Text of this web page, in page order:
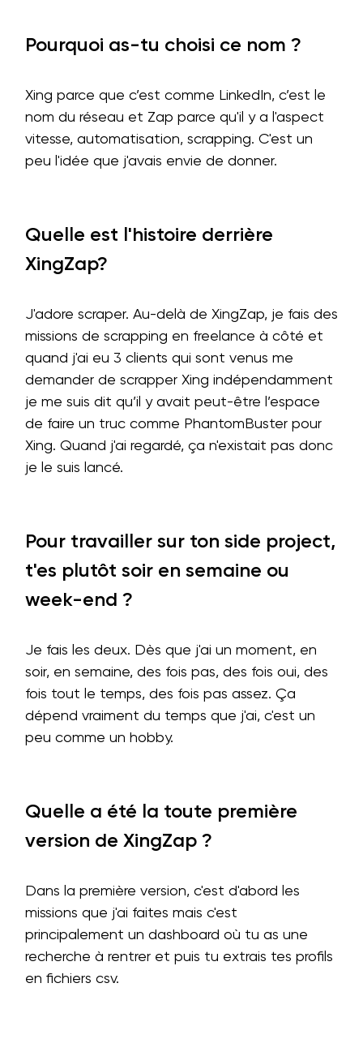
Pourquoi as-tu choisi ce nom ?
Xing parce que c’est comme LinkedIn, c’est le
nom du réseau et Zap parce qu'il y a l'aspect
vitesse, automatisation, scrapping. C'est un
peu l'idée que j'avais envie de donner.
Quelle est l'histoire derrière
XingZap?
J'adore scraper. Au-delà de XingZap, je fais des
missions de scrapping en freelance à côté et
quand j'ai eu 3 clients qui sont venus me
demander de scrapper Xing indépendamment
je me suis dit qu’il y avait peut-être l’espace
de faire un truc comme PhantomBuster pour
Xing. Quand j'ai regardé, ça n'existait pas donc
je le suis lancé.
Pour travailler sur ton side project,
t'es plutôt soir en semaine ou
week-end ?
Je fais les deux. Dès que j'ai un moment, en
soir, en semaine, des fois pas, des fois oui, des
fois tout le temps, des fois pas assez. Ça
dépend vraiment du temps que j'ai, c'est un
peu comme un hobby.
Quelle a été la toute première
version de XingZap ?
Dans la première version, c'est d'abord les
missions que j'ai faites mais c'est
principalement un dashboard où tu as une
recherche à rentrer et puis tu extrais tes profils
en fichiers csv.